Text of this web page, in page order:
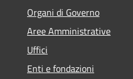
Organi di Governo
Aree Amministrative
Uffici
Enti e fondazioni